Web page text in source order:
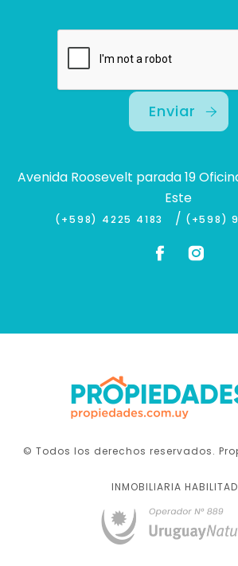
Enviar
Avenida Roosevelt parada 19
Este
(+598) 4225 4183 / (+598)
© Todos los derechos reservados.
INMOBILIARIA